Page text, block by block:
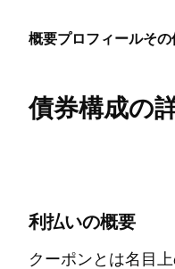
概要プロフィールその
債券構成の
利払いの概要
クーポンとは名目